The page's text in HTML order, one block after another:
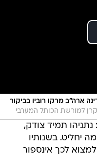
ארה"ב מרקו רוביו בביקור
למורשת הכותל המערבי
נתניהו תמיד צודק,
יחליט. בשנותיו
לכך אינספור